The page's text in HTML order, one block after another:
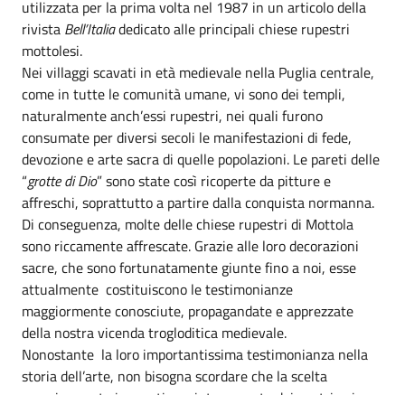
utilizzata per la prima volta nel 1987 in un articolo della
rivista Bell’Italiadedicato alle principali chiese rupestri
mottolesi.
Nei villaggi scavati in età medievale nella Puglia centrale,
come in tutte le comunità umane, vi sono dei templi,
naturalmente anch’essi rupestri, nei quali furono
consumate per diversi secoli le manifestazioni di fede,
devozione e arte sacra di quelle popolazioni. Le pareti delle
“grotte di Dio” sono state così ricoperte da pitture e
affreschi, soprattutto a partire dalla conquista normanna.
Di conseguenza, molte delle chiese rupestri di Mottola
sono riccamente affrescate. Grazie alle loro decorazioni
sacre, che sono fortunatamente giunte fino a noi, esse
attualmente costituiscono le testimonianze
maggiormente conosciute, propagandate e apprezzate
della nostra vicenda trogloditica medievale.
Nonostante la loro importantissima testimonianza nella
storia dell’arte, non bisogna scordare che la scelta